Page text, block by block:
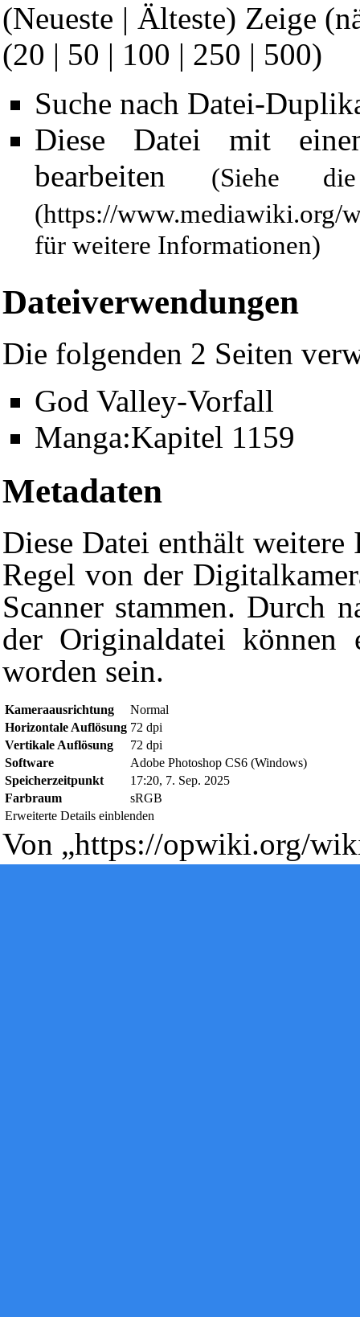
(Neueste | Älteste) Zeige
(20 | 50 | 100 | 250 | 500)
Suche nach Datei-
Diese Datei mit
bearbeiten
(Siehe
für weitere Informationen)
Dateiverwendungen
Die folgenden 2 Seiten
God Valley-Vorfall
Manga:Kapitel 1159
Metadaten
Diese Datei enthält
Regel von der
Scanner stammen. Durch
der Originaldatei können
worden sein.
Kameraausrichtung
Normal
Horizontale Auflösung 72 dpi
Vertikale Auflösung
72 dpi
Software
Adobe Photoshop CS6 (Windows)
Speicherzeitpunkt
17:20, 7. Sep. 2025
Farbraum
sRGB
Erweiterte Details einblenden
Von „https://opwiki.org/
Diese Seite wurde zuletzt am 7. September 2025 um 17:28 Uhr
Powered by Computer-Base.
Datenschutz-Optionen